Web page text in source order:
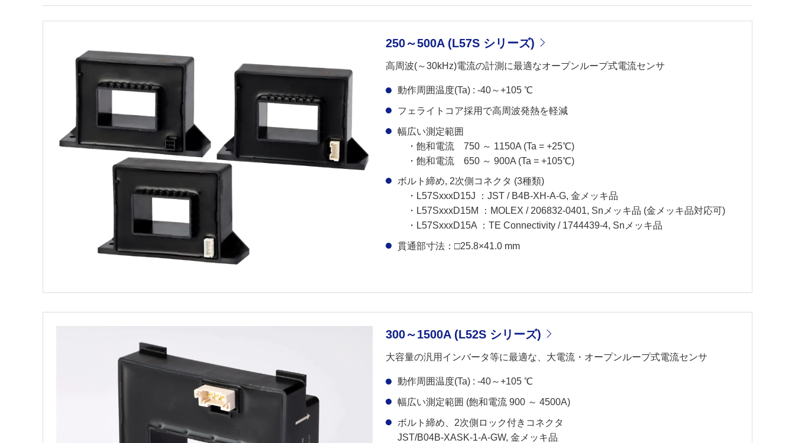
250～500A (L57S シリーズ)
高周波(～30kHz)電流の計測に最適なオープンループ式電流センサ
動作周囲温度(Ta) : -40～+105 ℃
フェライトコア採用で高周波発熱を軽減
幅広い測定範囲
・飽和電流 750 ～ 1150A (Ta = +25℃)
・飽和電流 650 ～ 900A (Ta = +105℃)
ボルト締め, 2次側コネクタ (3種類)
・L57SxxxD15J ：JST / B4B-XH-A-G, 金メッキ品
・L57SxxxD15M ：MOLEX / 206832-0401, Snメッキ品 (金メッキ品対応可)
・L57SxxxD15A ：TE Connectivity / 1744439-4, Snメッキ品
貫通部寸法：□25.8×41.0 mm
300～1500A (L52S シリーズ)
大容量の汎用インバータ等に最適な、大電流・オープンループ式電流センサ
動作周囲温度(Ta) : -40～+105 ℃
幅広い測定範囲 (飽和電流 900 ～ 4500A)
ボルト締め、2次側ロック付きコネクタ
JST/B04B-XASK-1-A-GW, 金メッキ品